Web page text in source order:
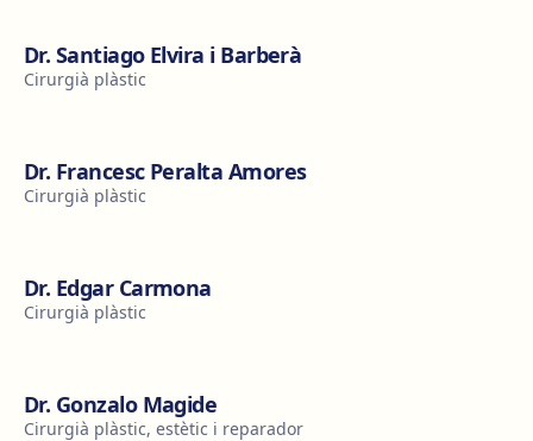
Dr. Santiago Elvira i Barberà
Cirurgià plàstic
Dr. Francesc Peralta Amores
Cirurgià plàstic
Dr. Edgar Carmona
Cirurgià plàstic
Dr. Gonzalo Magide
Cirurgià plàstic, estètic i reparador